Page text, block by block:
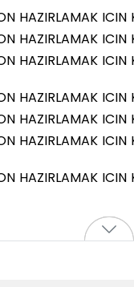
HAZIRLAMAK
HAZIRLAMAK
HAZIRLAMAK
HAZIRLAMAK ICIN
HAZIRLAMAK
HAZIRLAMAK
HAZIRLAMAK